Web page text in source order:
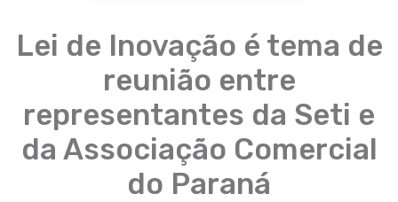
Lei de Inovação é tema de
reunião entre
representantes da Seti e
da Associação Comercial
do Paraná